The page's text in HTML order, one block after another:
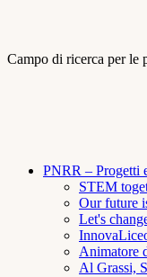
Campo di ricerca per le
PNRR – Progetti
STEM
Our future
Let's
Animatore
Al Grassi,